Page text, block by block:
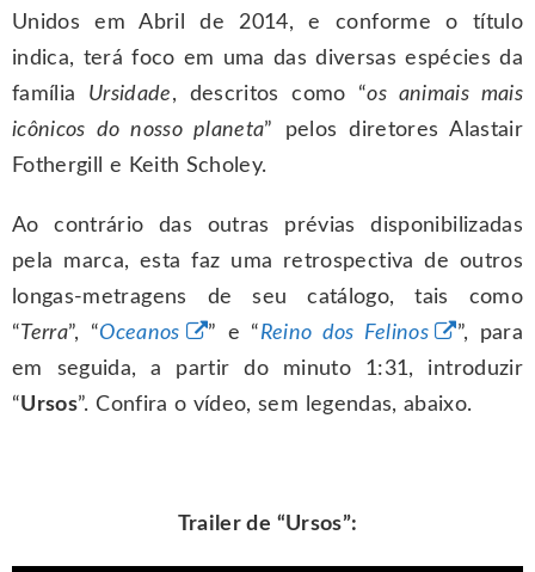
Unidos em Abril de 2014, e conforme o título
indica, terá foco em uma das diversas espécies da
família Ursidade, descritos como “os animais mais
icônicos do nosso planeta” pelos diretores Alastair
Fothergill e Keith Scholey.
Ao contrário das outras prévias disponibilizadas
pela marca, esta faz uma retrospectiva de outros
longas-metragens de seu catálogo, tais como
“Terra”, “Oceanos ” e “Reino dos Felinos
”, para
em seguida, a partir do minuto 1:31, introduzir
“Ursos”. Confira o vídeo, sem legendas, abaixo.
Trailer de “Ursos”: